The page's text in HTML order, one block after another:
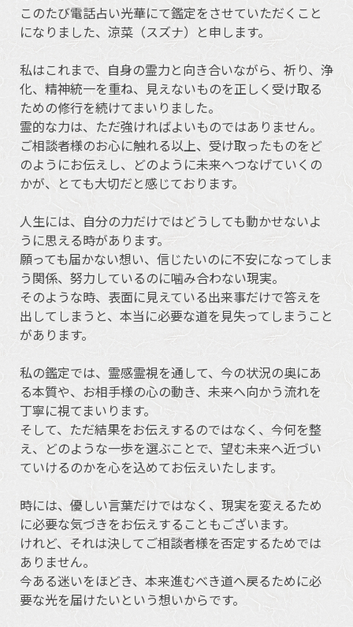
このたび電話占い光華にて鑑定をさせていただくこと
になりました、涼菜（スズナ）と申します。
私はこれまで、自身の霊力と向き合いながら、祈り、浄
化、精神統一を重ね、見えないものを正しく受け取る
ための修行を続けてまいりました。
霊的な力は、ただ強ければよいものではありません。
ご相談者様のお心に触れる以上、受け取ったものをど
のようにお伝えし、どのように未来へつなげていくの
かが、とても大切だと感じております。
人生には、自分の力だけではどうしても動かせないよ
うに思える時があります。
願っても届かない想い、信じたいのに不安になってしま
う関係、努力しているのに噛み合わない現実。
そのような時、表面に見えている出来事だけで答えを
出してしまうと、本当に必要な道を見失ってしまうこと
があります。
私の鑑定では、霊感霊視を通して、今の状況の奥にあ
る本質や、お相手様の心の動き、未来へ向かう流れを
丁寧に視てまいります。
そして、ただ結果をお伝えするのではなく、今何を整
え、どのような一歩を選ぶことで、望む未来へ近づい
ていけるのかを心を込めてお伝えいたします。
時には、優しい言葉だけではなく、現実を変えるため
に必要な気づきをお伝えすることもございます。
けれど、それは決してご相談者様を否定するためでは
ありません。
今ある迷いをほどき、本来進むべき道へ戻るために必
要な光を届けたいという想いからです。